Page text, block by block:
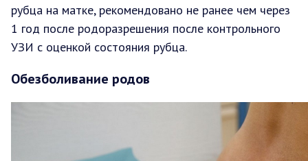
рубца на матке, рекомендовано не ранее чем через
1 год после родоразрешения после контрольного
УЗИ с оценкой состояния рубца.
Обезболивание родов